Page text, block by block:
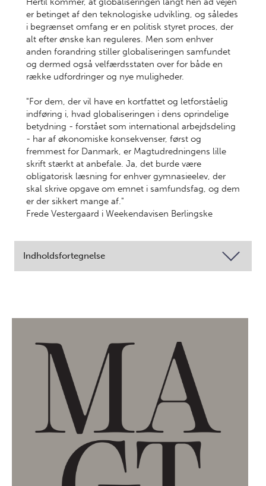
er betinget af den teknologiske udvikling, og således
i begrænset omfang er en politisk styret proces, der
alt efter ønske kan reguleres. Men som enhver
anden foran­dring stiller globaliseringen samfundet
og dermed også velfærdsstaten over for både en
række udfordringer og nye muligheder.
"For dem, der vil have en kortfattet og letforståelig
indføring i, hvad globaliseringen i dens oprindelige
betydning - forstået som international arbejdsdeling
- har af økonomiske konsekvenser, først og
fremmest for Danmark, er Magtudredningens lille
skrift stærkt at anbefale. Ja, det burde være
obligatorisk læsning for enhver gymnasieelev, der
skal skrive opgave om emnet i samfundsfag, og dem
er der sikkert mange af."
Frede Vestergaard i Weekendavisen Berlingske
Indholdsfortegnelse